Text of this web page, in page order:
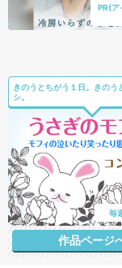
PR(ア
きのうとちがう１日。きのう
シ。
毎
作品ページ